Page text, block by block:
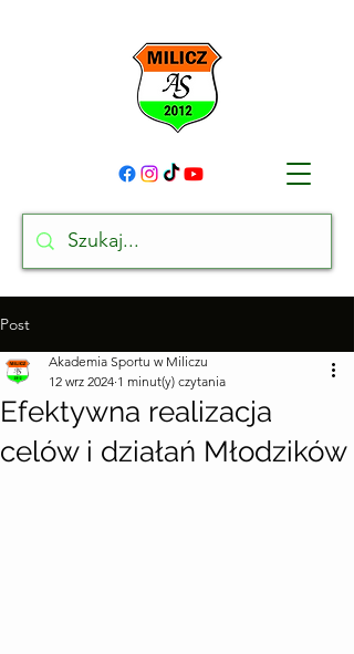
Post
Efektywna realizacja
celów i działań Młodzików
Akademia Sportu w Miliczu
12 wrz 2024 1 minut(y) czytania